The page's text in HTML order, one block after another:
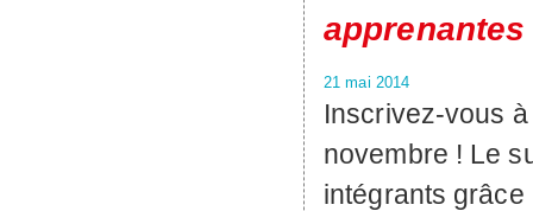
21 mai 2014
Inscrivez-vous
novembre ! Le
intégrants grâce